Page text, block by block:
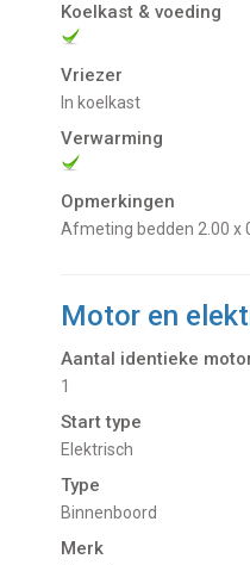
Koelkast & voeding
Vriezer
In koelkast
Verwarming
Opmerkingen
afmeting bedden 2.00 x
Motor en
Aantal identieke
1
Start type
Elektrisch
Type
Binnenboord
Merk